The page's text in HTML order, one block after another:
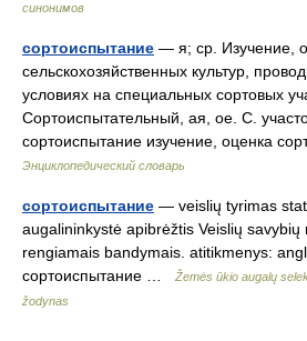
синонимов
сортоиспытание — я; ср. Изучение,
сельскохозяйственных культур,
условиях на специальных сортовых
Сортоиспытательный, ая, ое. С.
сортоиспытание изучение, оценка
Энциклопедический словарь
сортоиспытание — veislių tyrimas
augalininkystė apibrėžtis Veislių
rengiamais bandymais. atitikmenys:
сортоиспытание …
Žemės ūkio augalų
žodynas